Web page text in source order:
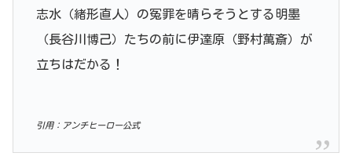
志水（緒形直人）の冤罪を晴らそうとする明墨
（長谷川博己）たちの前に伊達原（野村萬斎）が
立ちはだかる！
引用：アンチヒーロー公式